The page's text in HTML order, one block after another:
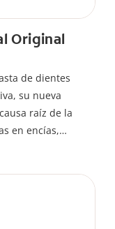
Original
de dientes
su nueva
raíz de la
en encías,